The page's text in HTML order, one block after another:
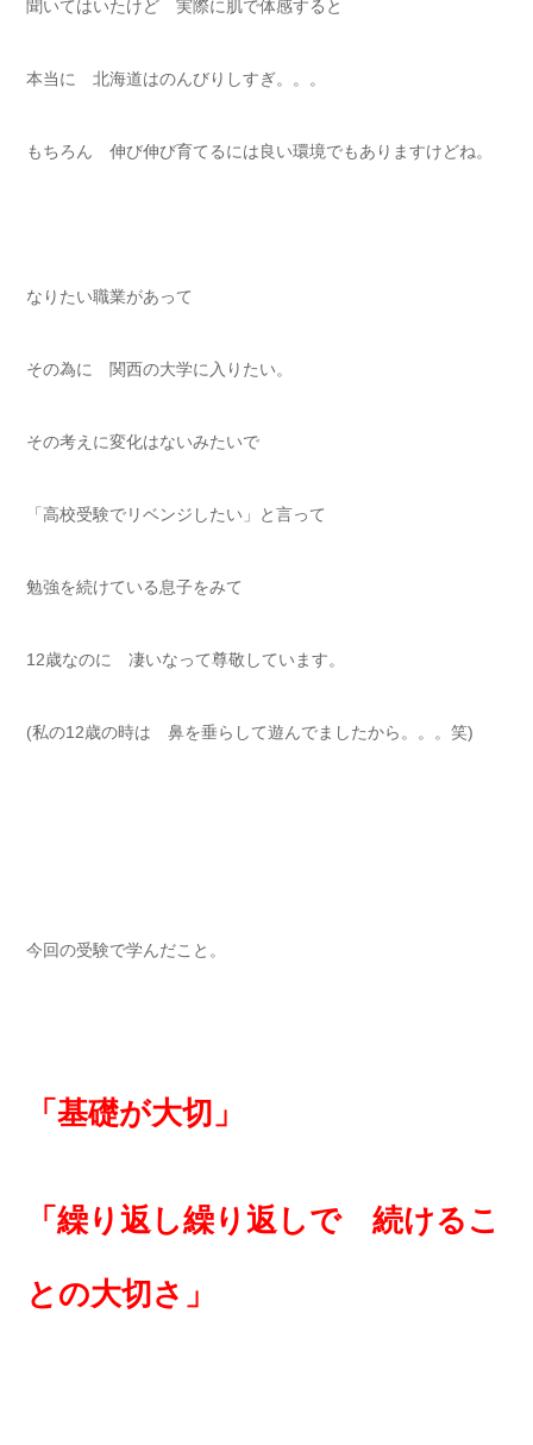
聞いてはいたけど 実際に肌で体感すると
本当に 北海道はのんびりしすぎ。。。
もちろん 伸び伸び育てるには良い環境でもありますけどね。
なりたい職業があって
その為に 関西の大学に入りたい。
その考えに変化はないみたいで
「高校受験でリベンジしたい」と言って
勉強を続けている息子をみて
12歳なのに 凄いなって尊敬しています。
(私の12歳の時は 鼻を垂らして遊んでましたから。。。笑)
今回の受験で学んだこと。
「基礎が大切」
「繰り返し繰り返しで 続けるこ
との大切さ」